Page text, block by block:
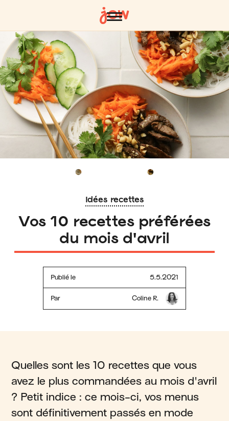
Idées recettes
Vos 10 recettes préférées
du mois d'avril
Publié le 5.5.2021
Par Coline R.
Quelles sont les 10 recettes que vous
avez le plus commandées au mois d'avril
? Petit indice : ce mois-ci, vos menus
sont définitivement passés en mode